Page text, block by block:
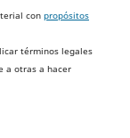
con propósitos
términos legales
a otras a hacer